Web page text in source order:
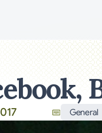
General